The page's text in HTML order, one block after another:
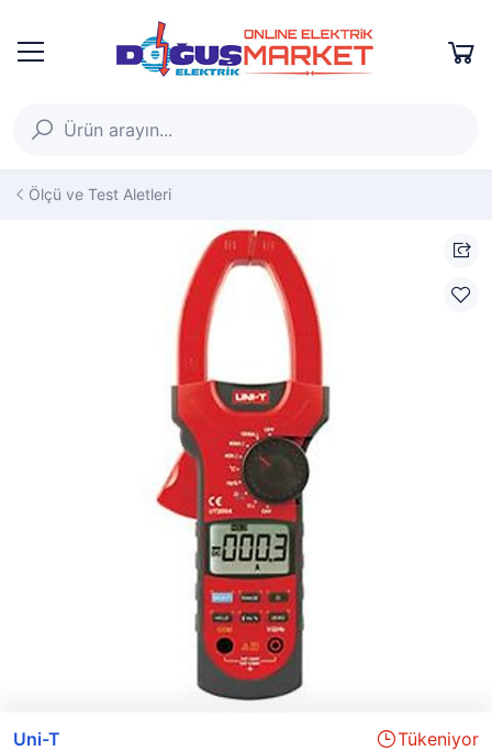
Ölçü ve Test Aletleri
Uni-T Tükeniyor